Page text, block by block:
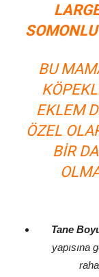
BU
EKLEM
ÖZEL
BIR
Tane
yapısına